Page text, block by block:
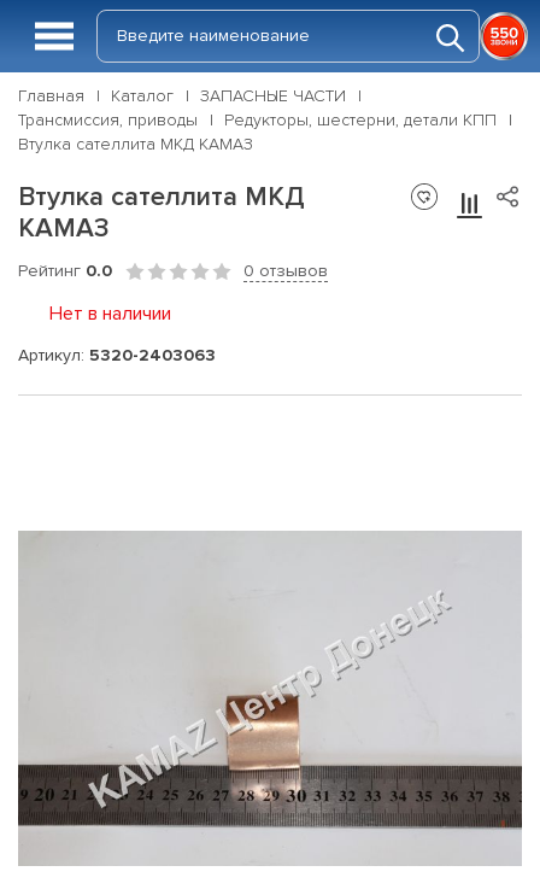
Главная Каталог
ЗАПАСНЫЕ ЧАСТИ
Трансмиссия, приводы
Редукторы, шестерни, детали КПП
Втулка сателлита МКД КАМАЗ
Втулка сателлита МКД
КАМАЗ
Рейтинг 0.0 0 отзывов
Нет в наличии
Артикул: 5320-2403063